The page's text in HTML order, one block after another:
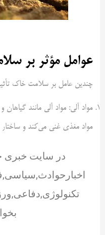
عوامل مؤثر بر
چندین عامل بر سلامت خاک
مواد آلی: مواد آلی مانند
مواد مغذی غنی می‌کند و
در سایت خبری